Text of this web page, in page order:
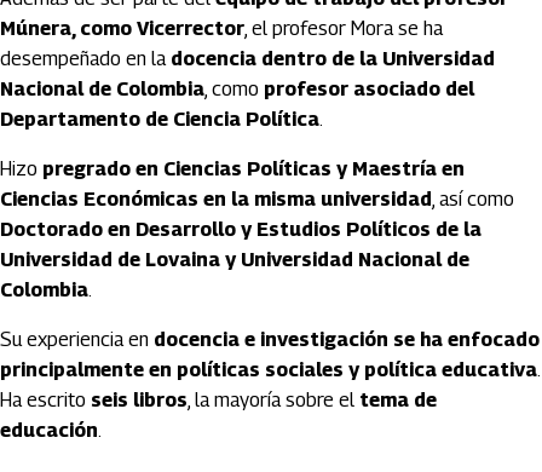
Múnera, como Vicerrector, el profesor Mora se ha
desempeñado en la docencia dentro de la Universidad
Nacional de Colombia, como profesor asociado del
Departamento de Ciencia Política.
Hizo pregrado en Ciencias Políticas y Maestría en
Ciencias Económicas en la misma universidad, así como
Doctorado en Desarrollo y Estudios Políticos de la
Universidad de Lovaina y Universidad Nacional de
Colombia.
Su experiencia en docencia e investigación se ha enfocado
principalmente en políticas sociales y política educativa.
Ha escrito seis libros, la mayoría sobre el tema de
educación.